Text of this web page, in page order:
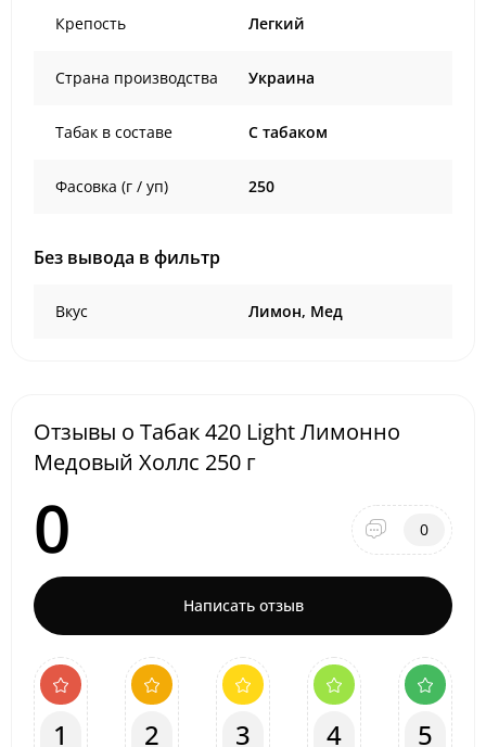
Крепость Легкий
Страна производства Украина
Табак в составе C табаком
Фасовка (г / уп) 250
Без вывода в фильтр
Вкус Лимон, Мед
Отзывы о Табак 420 Light Лимонно
Медовый Холлс 250 г
0 0
Написать отзыв
1 2 3 4 5